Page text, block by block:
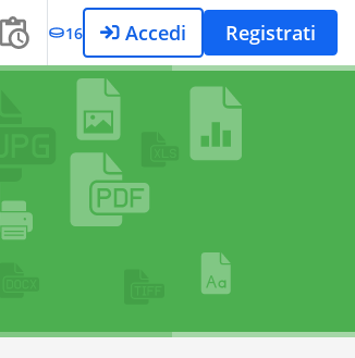
16 Accedi Registrati